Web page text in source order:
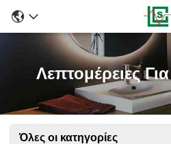
Λεπτομέρειες
Όλες οι κατηγορίες